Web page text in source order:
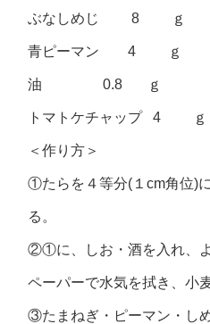
ぶなしめじ 8 ｇ
青ピーマン 4 ｇ
油 0.8 ｇ
トマトケチャップ 4 ｇ
＜作り方＞
①たらを４等分(１cm角位)
る。
②①に、しお・酒を入れ、
ペーパーで水気を拭き、小
③たまねぎ・ピーマン・し